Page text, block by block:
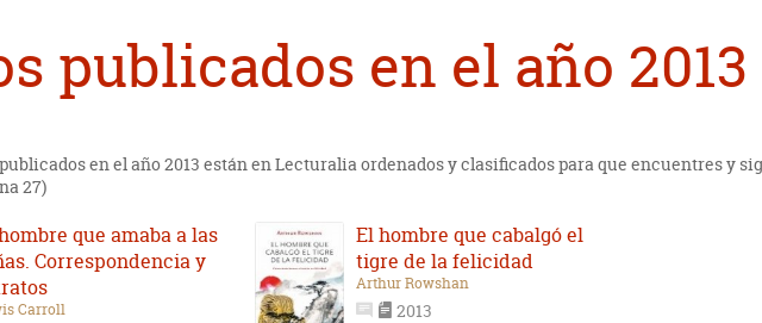
publicados en el año
en el año 2013 están en Lecturalia ordenados y clasificados para que encuentres y
27)
que amaba a las
Correspondencia y
Carroll
El hombre que cabalgó el
tigre de la felicidad
Arthur Rowshan
2013